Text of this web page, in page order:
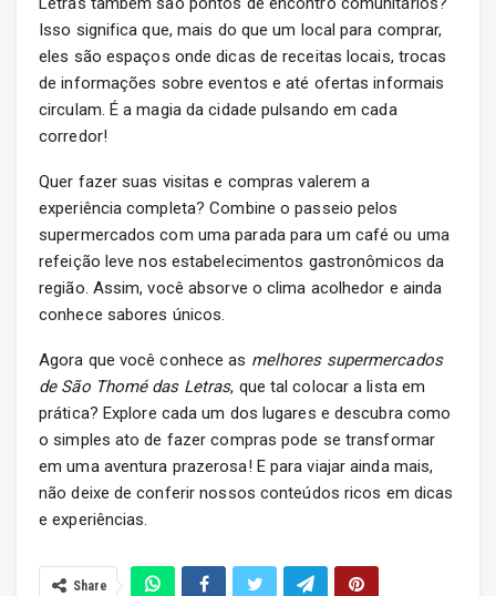
Isso significa que, mais do que um local para comprar,
eles são espaços onde dicas de receitas locais, trocas
de informações sobre eventos e até ofertas informais
circulam. É a magia da cidade pulsando em cada
corredor!
Quer fazer suas visitas e compras valerem a
experiência completa? Combine o passeio pelos
supermercados com uma parada para um café ou uma
refeição leve nos estabelecimentos gastronômicos da
região. Assim, você absorve o clima acolhedor e ainda
conhece sabores únicos.
Agora que você conhece as melhores supermercados
de São Thomé das Letras, que tal colocar a lista em
prática? Explore cada um dos lugares e descubra como
o simples ato de fazer compras pode se transformar
em uma aventura prazerosa! E para viajar ainda mais,
não deixe de conferir nossos conteúdos ricos em dicas
e experiências.
Share